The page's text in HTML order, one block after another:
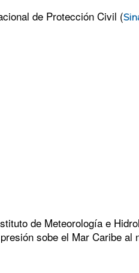
de Protección Civil (
de Meteorología e
sobe el Mar Caribe